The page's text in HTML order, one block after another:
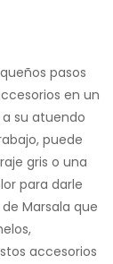
pasos
en un
su atuendo
puede
gris o una
para darle
Marsala que
accesorios